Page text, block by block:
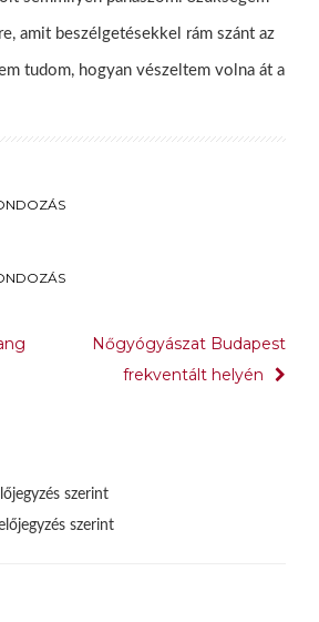
amit beszélgetésekkel rám szánt az
tudom, hogyan vészeltem volna át a
Nőgyógyászat Budapest
frekventált helyén
szerint
szerint